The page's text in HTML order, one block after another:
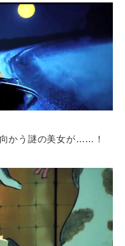
かう謎の美女が……！